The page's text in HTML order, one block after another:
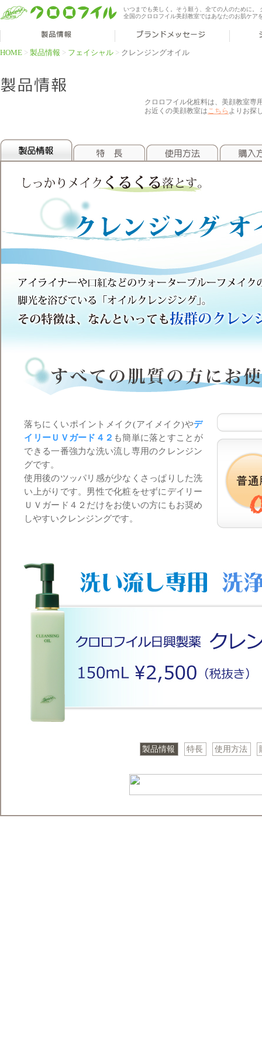
いつまでも美しく。そう願う、全ての人のために。
全国のクロロフイル美顔教室ではあなたのお肌ケア
HOME > 製品情報 > フェイシャル > クレンジングオイル
クロロフイル化粧料は、美顔教室専
お近くの美顔教室はこちら よりお探
落ちにくいポイントメイク(アイメイク)やデ
イリーＵＶガード４２ も簡単に落とすことが
できる一番強力な洗い流し専用のクレンジン
グです。
使用後のツッパリ感が少なくさっぱりした洗
い上がりです。男性で化粧をせずにデイリー
ＵＶガード４２だけをお使いの方にもお奨め
しやすいクレンジングです。
製品情報 特長 使用方法